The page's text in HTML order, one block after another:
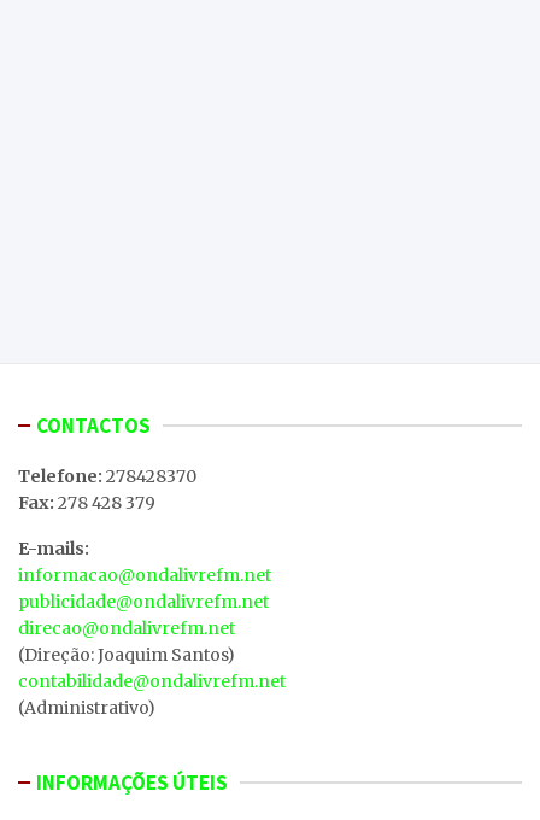
CONTACTOS
Telefone: 278428370
Fax: 278 428 379
E-mails:
informacao@ondalivrefm.net
publicidade@ondalivrefm.net
direcao@ondalivrefm.net
(Direção: Joaquim Santos)
contabilidade@ondalivrefm.net
(Administrativo)
INFORMAÇÕES ÚTEIS